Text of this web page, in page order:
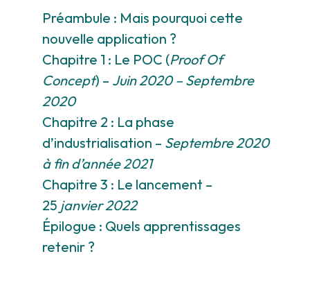
Préambule : Mais pourquoi cette
nouvelle application ?
Chapitre 1 : Le POC (Proof Of
Concept) – Juin 2020 – Septembre
2020
Chapitre 2 : La phase
d’industrialisation – Septembre 2020
à fin d’année 2021
Chapitre 3 : Le lancement –
25 janvier 2022
Épilogue : Quels apprentissages
retenir ?